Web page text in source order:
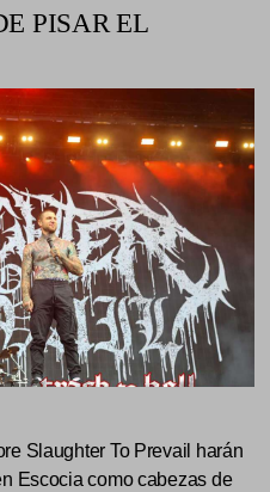
PISAR EL
Slaughter To Prevail harán
Escocia como cabezas de